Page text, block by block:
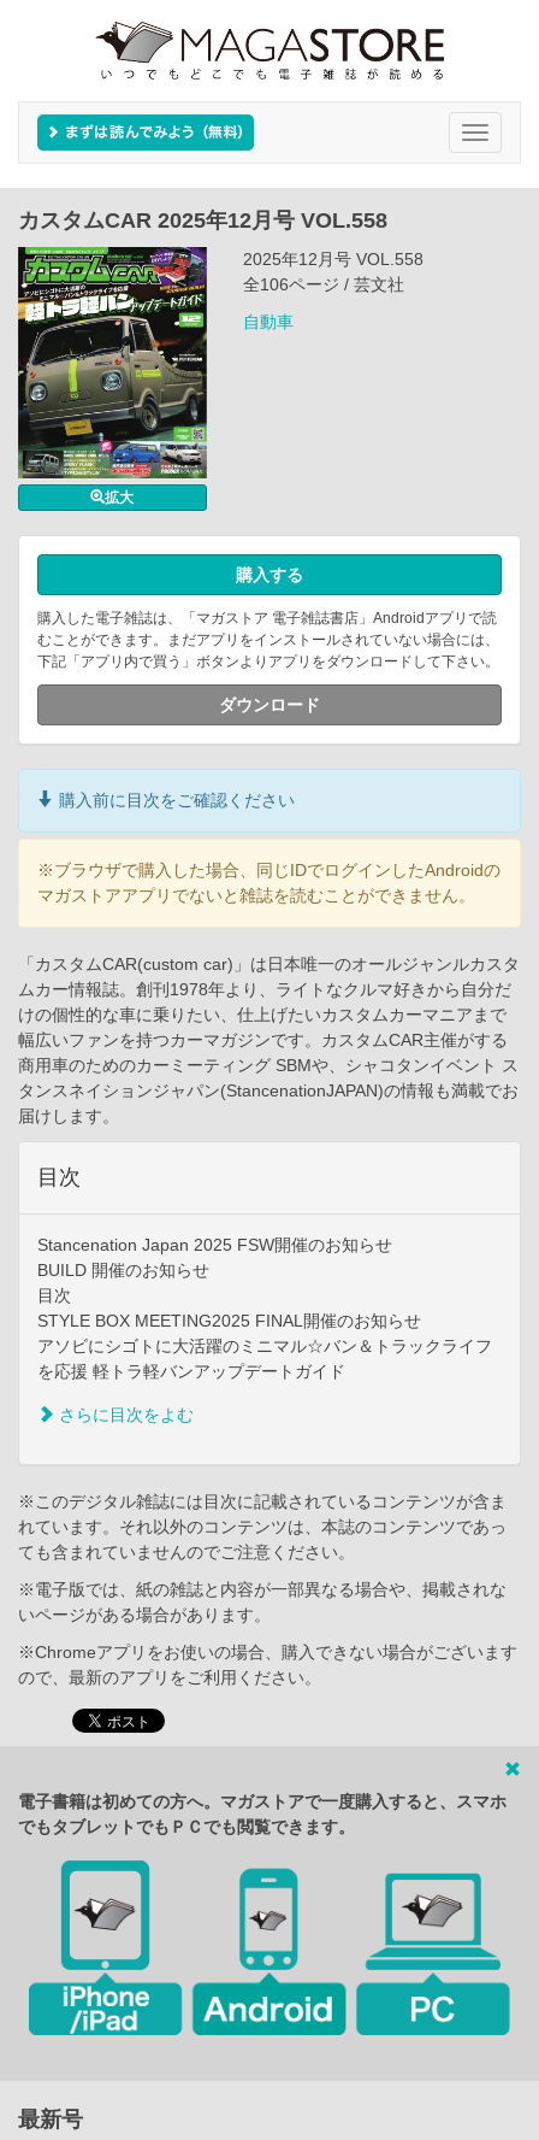
Toggle
カスタムCAR 2025年12月号 VOL.558
拡大
2025年12月号 VOL.558
全106ページ / 芸文社
自動車
購入する
購入した電子雑誌は、「マガストア 電子雑誌書店」Androidアプリで読
むことができます。まだアプリをインストールされていない場合には、
下記「アプリ内で買う」ボタンよりアプリをダウンロードして下さい。
ダウンロード
購入前に目次をご確認ください
※ブラウザで購入した場合、同じIDでログインしたAndroidの
マガストアアプリでないと雑誌を読むことができません。
「カスタムCAR(custom car)」は日本唯一のオールジャンルカスタ
ムカー情報誌。創刊1978年より、ライトなクルマ好きから自分だ
けの個性的な車に乗りたい、仕上げたいカスタムカーマニアまで
幅広いファンを持つカーマガジンです。カスタムCAR主催がする
商用車のためのカーミーティング SBMや、シャコタンイベント ス
タンスネイションジャパン(StancenationJAPAN)の情報も満載でお
届けします。
目次
Stancenation Japan 2025 FSW開催のお知らせ
BUILD 開催のお知らせ
目次
STYLE BOX MEETING2025 FINAL開催のお知らせ
アソビにシゴトに大活躍のミニマル☆バン＆トラックライフ
を応援 軽トラ軽バンアップデートガイド
さらに目次をよむ
※このデジタル雑誌には目次に記載されているコンテンツが含ま
れています。それ以外のコンテンツは、本誌のコンテンツであっ
ても含まれていませんのでご注意ください。
※電子版では、紙の雑誌と内容が一部異なる場合や、掲載されな
いページがある場合があります。
※Chromeアプリをお使いの場合、購入できない場合がございます
ので、最新のアプリをご利用ください。
電子書籍は初めての方へ。マガストアで一度購入すると、スマホ
でもタブレットでもＰＣでも閲覧できます。
最新号